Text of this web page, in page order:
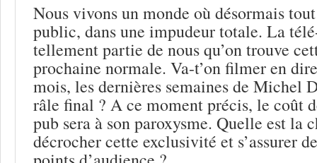
Nous vivons un monde où désormais tout
public, dans une impudeur totale. La
tellement partie de nous qu’on trouve
prochaine normale. Va-t’on filmer en
mois, les dernières semaines de Michel
râle final ? A ce moment précis, le coût
pub sera à son paroxysme. Quelle est la
décrocher cette exclusivité et s’assurer